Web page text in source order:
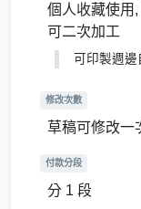
個人收藏使用
可二次加工
可印製週邊
修改次數
草稿可修改一
付款分段
分 1 段